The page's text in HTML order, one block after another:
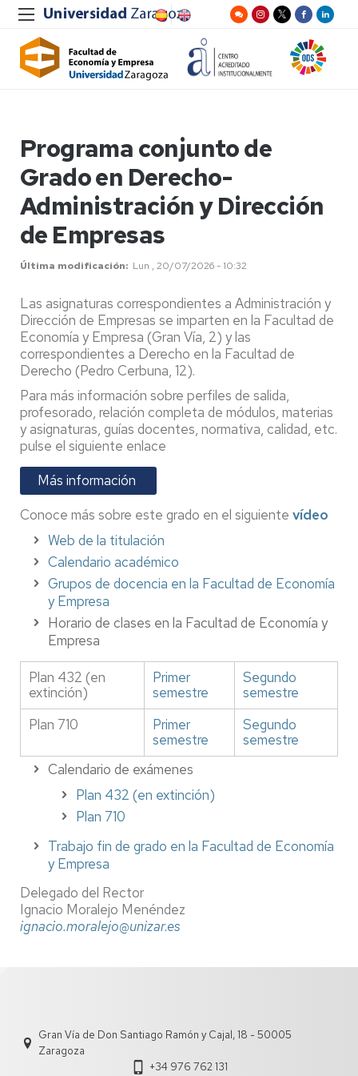
Programa conjunto de
Grado en Derecho-
Administración y Dirección
de Empresas
Última modificación Lun , 20/07/2026 - 10:32
Las asignaturas correspondientes a Administración y
Dirección de Empresas se imparten en la Facultad de
Economía y Empresa (Gran Vía, 2) y las
correspondientes a Derecho en la Facultad de
Derecho (Pedro Cerbuna, 12).
Para más información sobre perfiles de salida,
profesorado, relación completa de módulos, materias
y asignaturas, guías docentes, normativa, calidad, etc.
pulse el siguiente enlace
Más información
Conoce más sobre este grado en el siguiente vídeo
Web de la titulación
Calendario académico
Grupos de docencia en la Facultad de Economía
y Empresa
Horario de clases en la Facultad de Economía y
Empresa
Plan 432 (en
extinción)
Primer
semestre
Segundo
semestre
Plan 710
Primer
semestre
Segundo
semestre
Calendario de exámenes
Plan 432 (en extinción)
Plan 710
Trabajo fin de grado en la Facultad de Economía
y Empresa
Delegado del Rector
Ignacio Moralejo Menéndez
ignacio.moralejo@unizar.es
Gran Vía de Don Santiago Ramón y Cajal, 18 - 50005
Zaragoza
+34 976 762 131